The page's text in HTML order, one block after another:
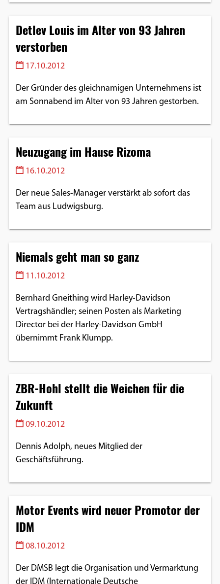
Detlev Louis im Alter von 93 Jahren
verstorben
17.10.2012
Der Gründer des gleichnamigen Unternehmens ist
am Sonnabend im Alter von 93 Jahren gestorben.
Neuzugang im Hause Rizoma
16.10.2012
Der neue Sales-Manager verstärkt ab sofort das
Team aus Ludwigsburg.
Niemals geht man so ganz
11.10.2012
Bernhard Gneithing wird Harley-Davidson
Vertragshändler; seinen Posten als Marketing
Director bei der Harley-Davidson GmbH
übernimmt Frank Klumpp.
ZBR-Hohl stellt die Weichen für die
Zukunft
09.10.2012
Dennis Adolph, neues Mitglied der
Geschäftsführung.
Motor Events wird neuer Promotor der
IDM
08.10.2012
Der DMSB legt die Organisation und Vermarktung
der IDM (Internationale Deutsche